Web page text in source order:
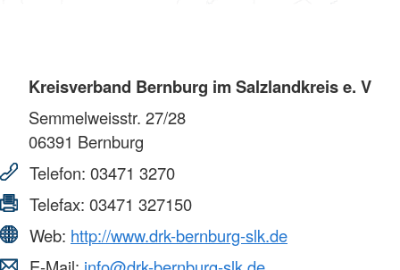
Kreisverband Bernburg im Salzlandkreis e. V
Semmelweisstr. 27/28
06391 Bernburg
Telefon: 03471 3270
Telefax: 03471 327150
Web: http://www.drk-bernburg-slk.de